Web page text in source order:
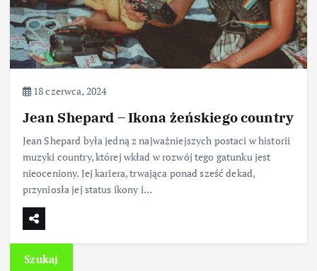
18 czerwca, 2024
Jean Shepard – Ikona żeńskiego country
Jean Shepard była jedną z najważniejszych postaci w historii
muzyki country, której wkład w rozwój tego gatunku jest
nieoceniony. Jej kariera, trwająca ponad sześć dekad,
przyniosła jej status ikony i…
Szukaj